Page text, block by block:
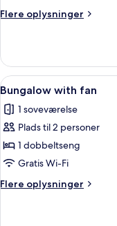
Pool
Flere oplysninger
Flere
access
2BR
with
Private
Pool
Indlæs
alle
billeder
af
Bungalow
with
fan
1
Bungalow with fan
1 soveværelse
Plads til 2 personer
1 dobbeltseng
Gratis Wi-Fi
Flere oplysninger
Flere